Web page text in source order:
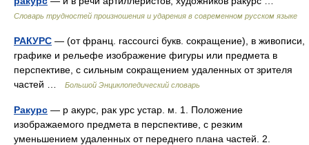
Словарь трудностей произношения и ударения в современном русском языке
РАКУРС — (от франц. raccourci букв. сокращение), в живописи,
графике и рельефе изображение фигуры или предмета в
перспективе, с сильным сокращением удаленных от зрителя
частей …
Большой Энциклопедический словарь
Ракурс — р акурс, рак урс устар. м. 1. Положение
изображаемого предмета в перспективе, с резким
уменьшением удаленных от переднего плана частей. 2.